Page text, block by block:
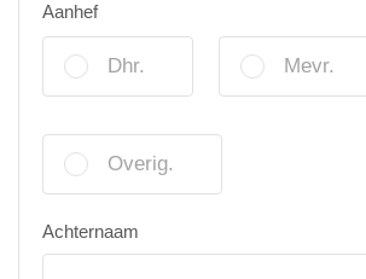
Aanhef
Dhr. Mevr.
Overig.
Achternaam